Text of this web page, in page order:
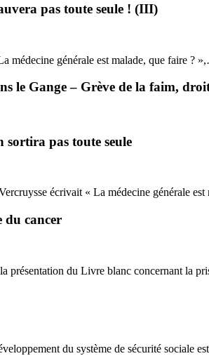
pas toute seule ! (III)
médecine générale est malade, que faire ?
le Gange – Grève de la faim,
sortira pas toute seule
écrivait « La médecine générale
du cancer
présentation du Livre blanc concernant la
du système de sécurité sociale